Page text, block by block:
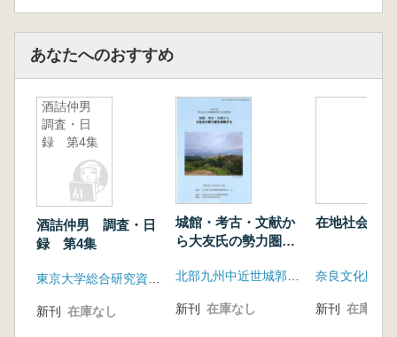
あなたへのおすすめ
酒詰仲男
調査・日
録 第4集
酒詰仲男 調査・日
録 第4集
新刊 在庫なし
城館・考古・文献か
ら大友氏の勢力圏を
新刊 在庫なし
在地社会と
奈良文化財研
新刊 在庫なし